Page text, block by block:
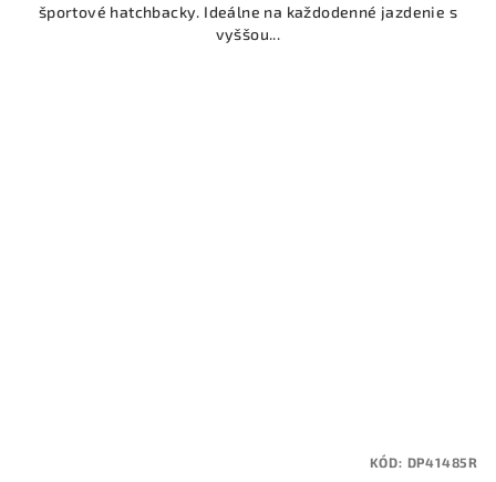
športové hatchbacky. Ideálne na každodenné jazdenie s
vyššou...
KÓD: DP41485R